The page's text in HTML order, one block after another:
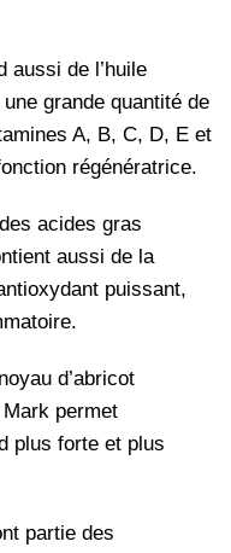
aussi de l’huile
grande quantité de
A, B, C, D, E et
régénératrice.
acides gras
aussi de la
puissant,
d’abricot
permet
plus forte et plus
partie des